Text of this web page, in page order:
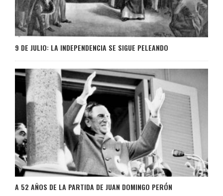
9 DE JULIO: LA INDEPENDENCIA SE SIGUE PELEANDO
A 52 AÑOS DE LA PARTIDA DE JUAN DOMINGO PERÓN